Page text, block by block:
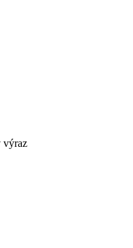
výraz